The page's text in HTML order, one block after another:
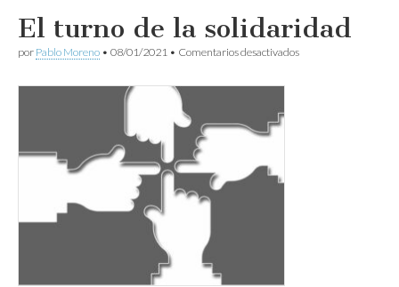
El turno de la solidaridad
por Pablo Moreno • 08/01/2021 • Comentarios desactivadosen